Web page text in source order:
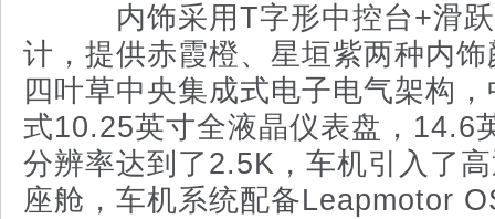
内饰采用T字形中控台+滑跃
计，提供赤霞橙、星垣紫两种内
四叶草中央集成式电子电气架构
式10.25英寸全液晶仪表盘，14.6
分辨率达到了2.5K，车机引入了
座舱，车机系统配备Leapmotor